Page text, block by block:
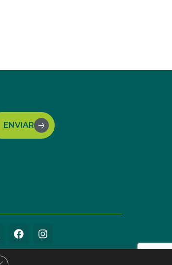
ENVIAR
Close GDPR Cookie Banner